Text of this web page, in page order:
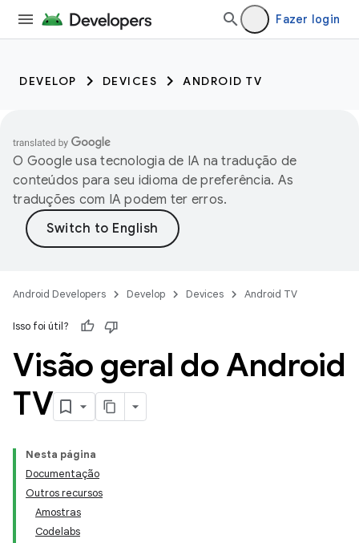
Fazer login
DEVELOP DEVICES ANDROID TV
O Google usa tecnologia de IA na tradução de
conteúdos para seu idioma de preferência. As
traduções com IA podem ter erros.
Android Developers Develop Devices Android TV
Isso foi útil?
Visão geral do Android
TV
Nesta página
Documentação
Outros recursos
Amostras
Codelabs